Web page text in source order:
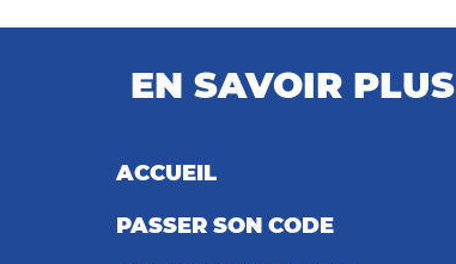
EN SAVOIR PLUS
ACCUEIL
PASSER SON CODE